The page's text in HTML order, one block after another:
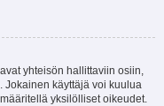
yhteisön hallittaviin osiin,
Jokainen käyttäjä voi kuulua
yksilölliset oikeudet.